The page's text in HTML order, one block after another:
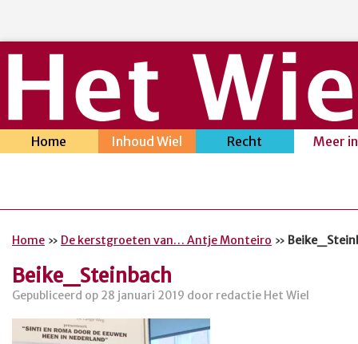
Home Inhoud Wiel Recht Meer
Home » De kerstgroeten van… Antje Monteiro »
Beike_Steinbach
Gepubliceerd op 28 januari 2019 door redactie Het Wiel